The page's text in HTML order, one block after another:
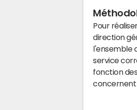
Pour
direction
l'ensemble
service
fonction
concernent